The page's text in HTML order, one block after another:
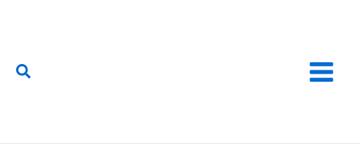
Search